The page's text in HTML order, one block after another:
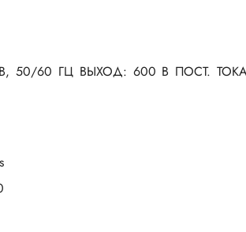
В, 50/60 ГЦ ВЫХОД: 600 В ПОСТ.